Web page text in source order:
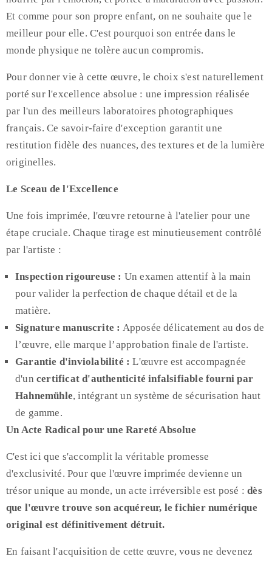
Et comme pour son propre enfant, on ne souhaite que le
meilleur pour elle. C'est pourquoi son entrée dans le
monde physique ne tolère aucun compromis.
Pour donner vie à cette œuvre, le choix s'est naturellement
porté sur l'excellence absolue : une impression réalisée
par l'un des meilleurs laboratoires photographiques
français. Ce savoir-faire d'exception garantit une
restitution fidèle des nuances, des textures et de la lumière
originelles.
Le Sceau de l'Excellence
Une fois imprimée, l'œuvre retourne à l'atelier pour une
étape cruciale. Chaque tirage est minutieusement contrôlé
par l'artiste :
Inspection rigoureuse : Un examen attentif à la main
pour valider la perfection de chaque détail et de la
matière.
Signature manuscrite : Apposée délicatement au dos de
l’œuvre, elle marque l’approbation finale de l'artiste.
Garantie d'inviolabilité : L'œuvre est accompagnée
d'un certificat d'authenticité infalsifiable fourni par
Hahnemühle, intégrant un système de sécurisation haut
de gamme.
Un Acte Radical pour une Rareté Absolue
C'est ici que s'accomplit la véritable promesse
d'exclusivité. Pour que l'œuvre imprimée devienne un
trésor unique au monde, un acte irréversible est posé :dès
que l'œuvre trouve son acquéreur, le fichier numérique
original est définitivement détruit.
En faisant l'acquisition de cette œuvre, vous ne devenez